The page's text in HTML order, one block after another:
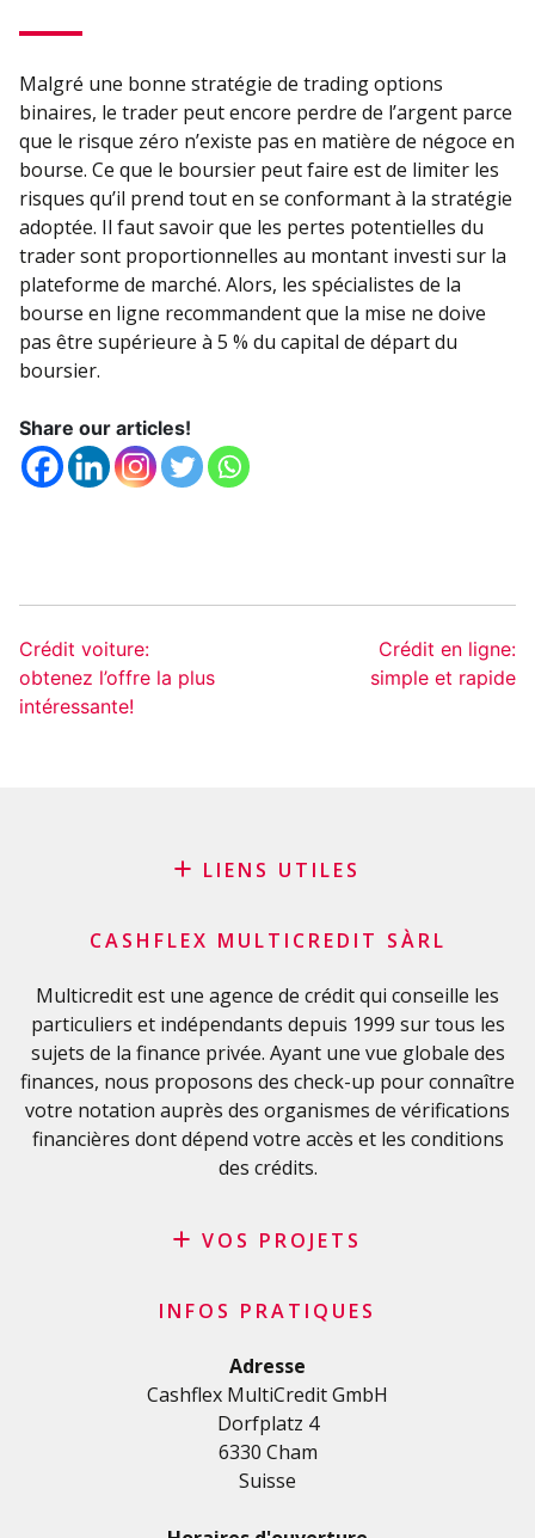
Malgré une bonne stratégie de trading options
binaires, le trader peut encore perdre de l’argent parce
que le risque zéro n’existe pas en matière de négoce en
bourse. Ce que le boursier peut faire est de limiter les
risques qu’il prend tout en se conformant à la stratégie
adoptée. Il faut savoir que les pertes potentielles du
trader sont proportionnelles au montant investi sur la
plateforme de marché. Alors, les spécialistes de la
bourse en ligne recommandent que la mise ne doive
pas être supérieure à 5 % du capital de départ du
boursier.
Share our articles!
Crédit voiture:
obtenez l’offre la plus
intéressante!
Crédit en ligne:
simple et rapide
LIENS UTILES
Glossaire financier
FAQ
Liste de contrôle importante
Conditions générales
Politique de confidentialité
CASHFLEX MULTICREDIT SÀRL
Multicredit est une agence de crédit qui conseille les
particuliers et indépendants depuis 1999 sur tous les
sujets de la finance privée. Ayant une vue globale des
finances, nous proposons des check-up pour connaître
votre notation auprès des organismes de vérifications
financières dont dépend votre accès et les conditions
des crédits.
VOS PROJETS
Crédit personnel en Suisse
Crédit rénovation
Crédit véhicule
Crédit de formation
Crédit médical
Crédit personnel pour les indépendants
INFOS PRATIQUES
Adresse
Cashflex MultiCredit GmbH
Dorfplatz 4
6330 Cham
Suisse